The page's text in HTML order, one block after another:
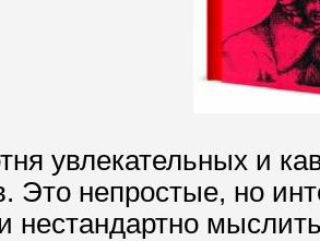
увлекательных и
Это непростые, но
нестандартно